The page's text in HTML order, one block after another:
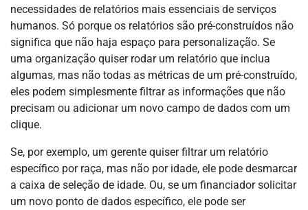
necessidades de relatórios mais essenciais de serviços
humanos. Só porque os relatórios são pré-construídos não
significa que não haja espaço para personalização. Se
uma organização quiser rodar um relatório que inclua
algumas, mas não todas as métricas de um pré-construído,
eles podem simplesmente filtrar as informações que não
precisam ou adicionar um novo campo de dados com um
clique.
Se, por exemplo, um gerente quiser filtrar um relatório
específico por raça, mas não por idade, ele pode desmarcar
a caixa de seleção de idade. Ou, se um financiador solicitar
um novo ponto de dados específico, ele pode ser